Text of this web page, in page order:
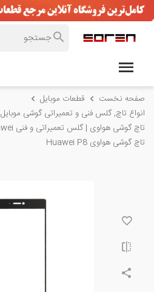
صفحه نخست
قطعات موبایل
انواع تاچ, گلس فنی و تعمیراتی گوشی موبایل
تاچ گوشی هواوی | گلس تعمیراتی و فنی Huawei
تاچ گوشی هواوی Huawei P8